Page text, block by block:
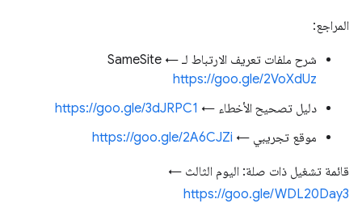
المراجع:
شرح ملفات تعريف الارتباط لـ SameSite ←
https://goo.gle/2VoXdUz
دليل تصحيح الأخطاء ← https://goo.gle/3dJRPC1
موقع تجريبي ← https://goo.gle/2A6CJZi
قائمة تشغيل ذات صلة: اليوم الثالث ←
https://goo.gle/WDL20Day3